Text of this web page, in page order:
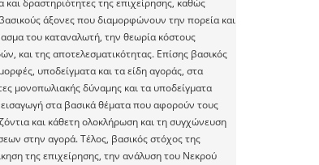
δραστηριότητες της επιχείρησης, καθώς
άξονες που διαμορφώνουν την πορεία και
του καταναλωτή, την θεωρία κόστους
και της αποτελεσματικότητας. Επίσης βασικός
υποδείγματα και τα είδη αγοράς, στα
μονοπωλιακής δύναμης και τα υποδείγματα
στα βασικά θέματα που αφορούν τους
και κάθετη ολοκλήρωση και τη συγχώνευση
στην αγορά. Τέλος, βασικός στόχος της
της επιχείρησης, την ανάλυση του Νεκρού